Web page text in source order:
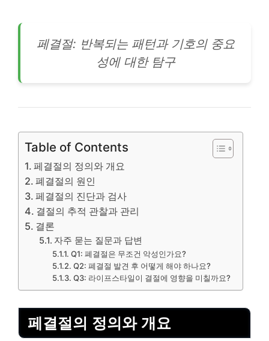
페결절: 반복되는 패턴과 기호의 중요
성에 대한 탐구
Table of Contents
페결절의 정의와 개요
폐결절의 원인
페결절의 진단과 검사
결절의 추적 관찰과 관리
결론
자주 묻는 질문과 답변
Q1: 폐결절은 무조건 악성인가요?
Q2: 폐결절 발견 후 어떻게 해야 하나요?
Q3: 라이프스타일이 결절에 영향을 미칠까요?
페결절의 정의와 개요